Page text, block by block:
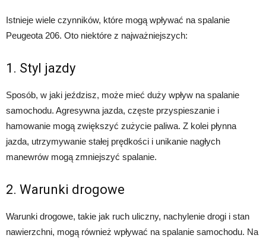
Istnieje wiele czynników, które mogą wpływać na spalanie
Peugeota 206. Oto niektóre z najważniejszych:
1. Styl jazdy
Sposób, w jaki jeździsz, może mieć duży wpływ na spalanie
samochodu. Agresywna jazda, częste przyspieszanie i
hamowanie mogą zwiększyć zużycie paliwa. Z kolei płynna
jazda, utrzymywanie stałej prędkości i unikanie nagłych
manewrów mogą zmniejszyć spalanie.
2. Warunki drogowe
Warunki drogowe, takie jak ruch uliczny, nachylenie drogi i stan
nawierzchni, mogą również wpływać na spalanie samochodu. Na